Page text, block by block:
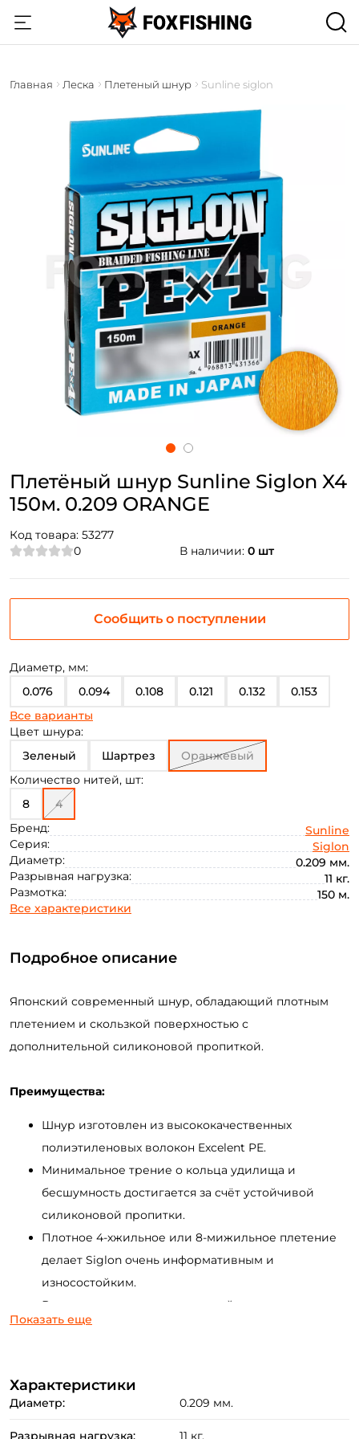
Главная Леска Плетеный шнур Sunline siglon
Плетёный шнур Sunline Siglon X4
150м. 0.209 ORANGE
Код товара: 53277
0
В наличии: 0 шт
Диаметр, мм:
0.076
0.094 0.108 0.121 0.132 0.153
0.171 0.187
0.296 0.209
Все варианты
Цвет шнура:
Зеленый
Шартрез
Оранжевый
Количество нитей, шт:
8
4
Бренд:
Sunline
Серия:
Siglon
Диаметр:
0.209 мм.
Разрывная нагрузка:
11 кг.
Размотка:
150 м.
Все характеристики
Сообщить о поступлении
Подробное описание
Японский современный шнур, обладающий плотным
плетением и скользкой поверхностью с
дополнительной силиконовой пропиткой.
Преимущества:
Шнур изготовлен из высококачественных
полиэтиленовых волокон Excelent PE.
Минимальное трение о кольца удилища и
бесшумность достигается за счёт устойчивой
силиконовой пропитки.
Плотное 4-хжильное или 8-мижильное плетение
делает Siglon очень информативным и
износостойким.
Высокие показатели разрывной нагрузки даже на
минимальных диаметрах.
ярких и маскировочных оттенках.
Показать еще
Характеристики
Диаметр: 0.209 мм.
Разрывная нагрузка: 11 кг.
Создать аккаунт
Номер телефона: *